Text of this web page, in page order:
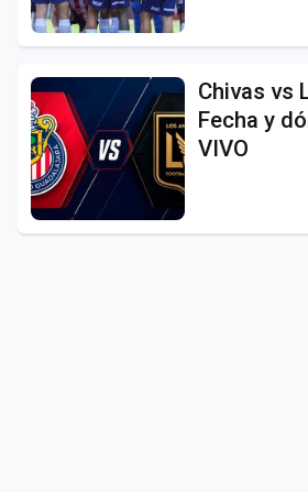
Chivas vs
Fecha y
VIVO